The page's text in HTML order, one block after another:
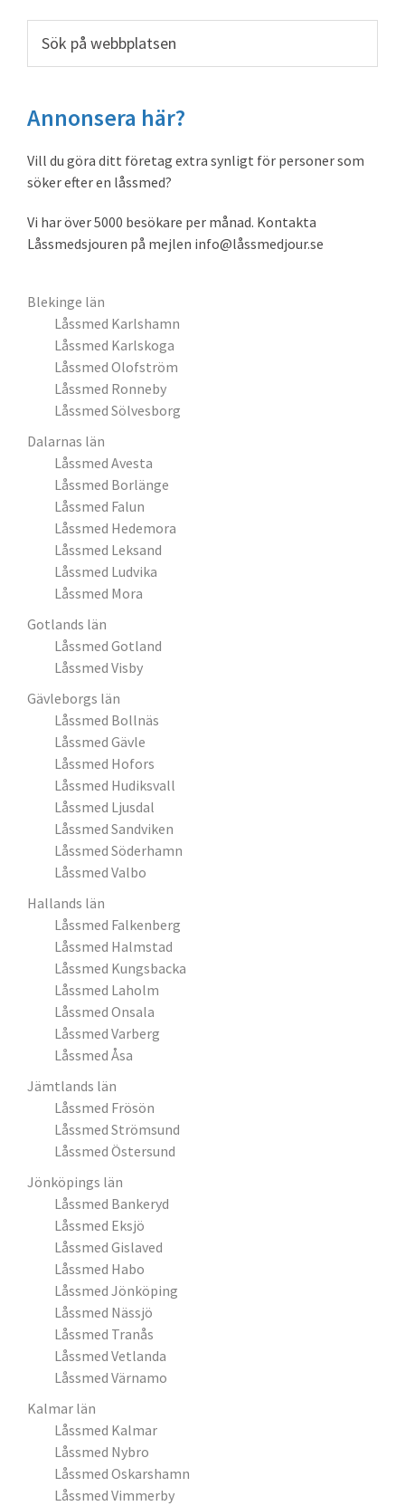
sidofält
webbplatsen
Annonsera här?
Vill du göra ditt företag extra synligt för personer som
söker efter en låssmed?
Vi har över 5000 besökare per månad. Kontakta
Låssmedsjouren på mejlen info@låssmedjour.se
Blekinge län
Låssmed Karlshamn
Låssmed Karlskoga
Låssmed Olofström
Låssmed Ronneby
Låssmed Sölvesborg
Dalarnas län
Låssmed Avesta
Låssmed Borlänge
Låssmed Falun
Låssmed Hedemora
Låssmed Leksand
Låssmed Ludvika
Låssmed Mora
Gotlands län
Låssmed Gotland
Låssmed Visby
Gävleborgs län
Låssmed Bollnäs
Låssmed Gävle
Låssmed Hofors
Låssmed Hudiksvall
Låssmed Ljusdal
Låssmed Sandviken
Låssmed Söderhamn
Låssmed Valbo
Hallands län
Låssmed Falkenberg
Låssmed Halmstad
Låssmed Kungsbacka
Låssmed Laholm
Låssmed Onsala
Låssmed Varberg
Låssmed Åsa
Jämtlands län
Låssmed Frösön
Låssmed Strömsund
Låssmed Östersund
Jönköpings län
Låssmed Bankeryd
Låssmed Eksjö
Låssmed Gislaved
Låssmed Habo
Låssmed Jönköping
Låssmed Nässjö
Låssmed Tranås
Låssmed Vetlanda
Låssmed Värnamo
Kalmar län
Låssmed Kalmar
Låssmed Nybro
Låssmed Oskarshamn
Låssmed Vimmerby